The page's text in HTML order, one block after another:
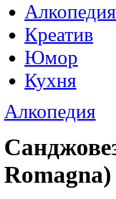
Алкопедия
Креатив
Юмор
Кухня
Алкопедия
Romagna)